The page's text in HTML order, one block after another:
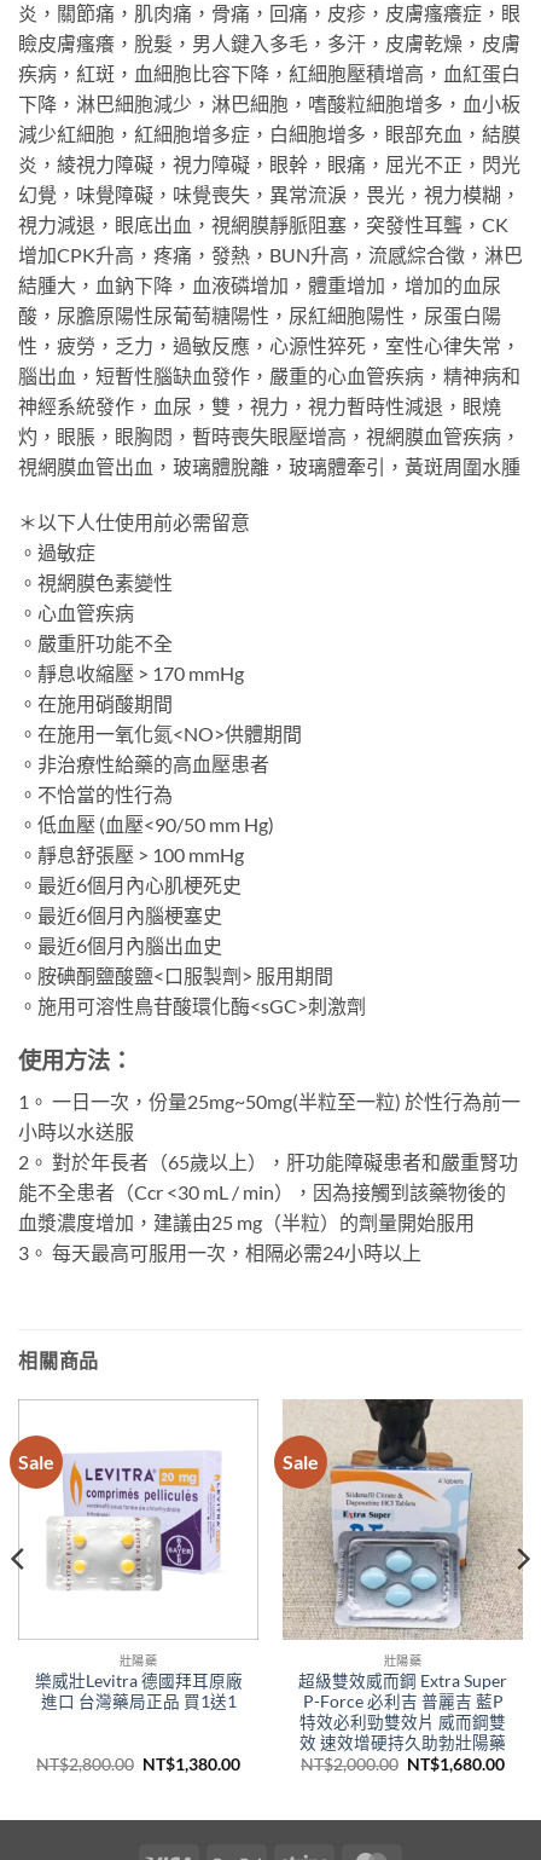
炎，關節痛，肌肉痛，骨痛，回痛，皮疹，皮膚瘙癢症，眼
瞼皮膚瘙癢，脫髮，男人鍵入多毛，多汗，皮膚乾燥，皮膚
疾病，紅斑，血細胞比容下降，紅細胞壓積增高，血紅蛋白
下降，淋巴細胞減少，淋巴細胞，嗜酸粒細胞增多，血小板
減少紅細胞，紅細胞增多症，白細胞增多，眼部充血，結膜
炎，綾視力障礙，視力障礙，眼幹，眼痛，屈光不正，閃光
幻覺，味覺障礙，味覺喪失，異常流淚，畏光，視力模糊，
視力減退，眼底出血，視網膜靜脈阻塞，突發性耳聾，CK
增加CPK升高，疼痛，發熱，BUN升高，流感綜合徵，淋巴
結腫大，血鈉下降，血液磷增加，體重增加，增加的血尿
酸，尿膽原陽性尿葡萄糖陽性，尿紅細胞陽性，尿蛋白陽
性，疲勞，乏力，過敏反應，心源性猝死，室性心律失常，
腦出血，短暫性腦缺血發作，嚴重的心血管疾病，精神病和
神經系統發作，血尿，雙，視力，視力暫時性減退，眼燒
灼，眼脹，眼胸悶，暫時喪失眼壓增高，視網膜血管疾病，
視網膜血管出血，玻璃體脫離，玻璃體牽引，黃斑周圍水腫
＊以下人仕使用前必需留意
。過敏症
。視網膜色素變性
。心血管疾病
。嚴重肝功能不全
。靜息收縮壓 > 170 mmHg
。在施用硝酸期間
。在施用一氧化氮<NO>供體期間
。非治療性給藥的高血壓患者
。不恰當的性行為
。低血壓 (血壓<90/50 mm Hg)
。靜息舒張壓 > 100 mmHg
。最近6個月內心肌梗死史
。最近6個月內腦梗塞史
。最近6個月內腦出血史
。胺碘酮鹽酸鹽<口服製劑> 服用期間
。施用可溶性鳥苷酸環化酶<sGC>刺激劑
使用方法：
1。 一日一次，份量25mg~50mg(半粒至一粒) 於性行為前一
小時以水送服
2。 對於年長者（65歲以上），肝功能障礙患者和嚴重腎功
能不全患者（Ccr <30 mL / min），因為接觸到該藥物後的
血漿濃度增加，建議由25 mg（半粒）的劑量開始服用
3。 每天最高可服用一次，相隔必需24小時以上
相關商品
Sale
壯陽藥
樂威壯Levitra 德國拜耳原廠
進口 台灣藥局正品 買1送1
NT$2,800.00 原
NT$2,800.00。
NT$1,380.00目
NT$1,380.00。
Sale
壯陽藥
超級雙效威而鋼 Extra Super
P-Force 必利吉 普麗吉 藍P
特效必利勁雙效片 威而鋼雙
效 速效增硬持久助勃壯陽藥
NT$2,000.00 原
NT$2,000.00。
NT$1,680.00目
。